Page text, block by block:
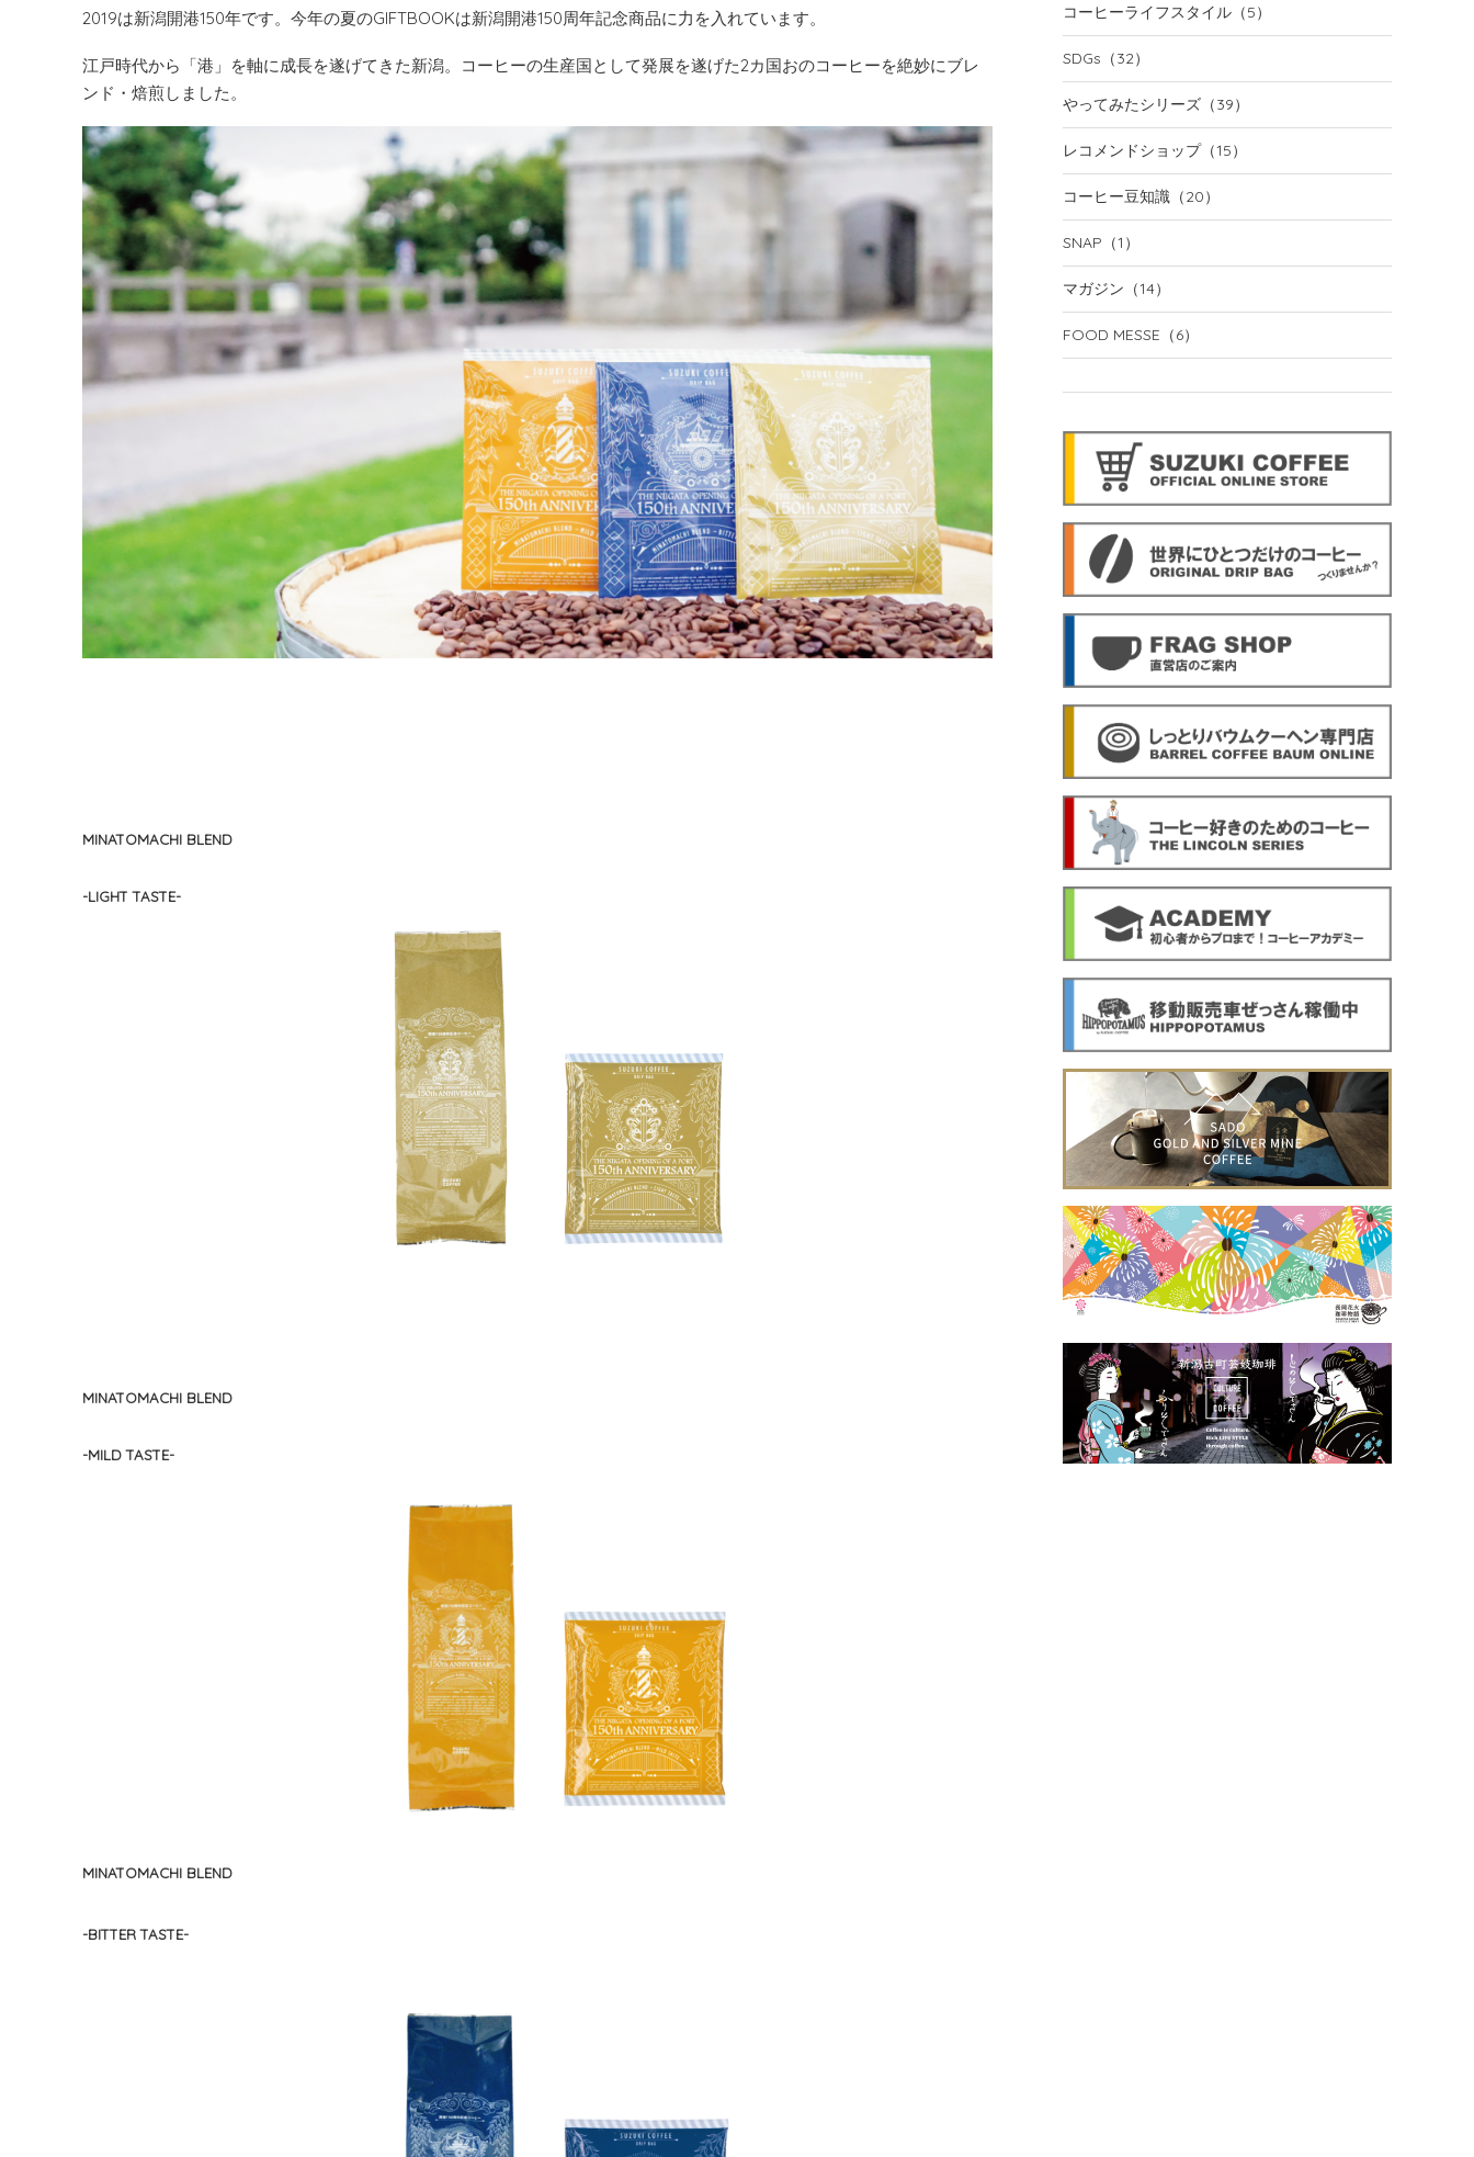
2019は新潟開港150年です。今年の夏のGIFTBOOKは新潟開港150周年記念商品に力を入れています。
江戸時代から「港」を軸に成長を遂げてきた新潟。コーヒーの生産国として発展を遂げた2カ国おのコーヒーを絶妙にブレ
ンド・焙煎しました。
MINATOMACHI BLEND
-LIGHT TASTE-
MINATOMACHI BLEND
-MILD TASTE-
MINATOMACHI BLEND
-BITTER TASTE-
コーヒーライフスタイル （5）
SDGs （32）
やってみたシリーズ （39）
レコメンドショップ（15）
コーヒー豆知識 （20）
SNAP （1）
マガジン （14）
FOOD MESSE （6）